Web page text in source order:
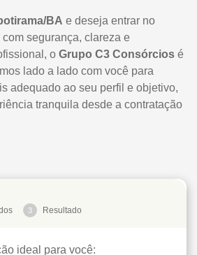
BA e deseja entrar no
segurança, clareza e
o Grupo C3 Consórcios é
lado a lado com você para
adequado ao seu perfil e objetivo,
tranquila desde a contratação
3 Resultado
ideal para você: